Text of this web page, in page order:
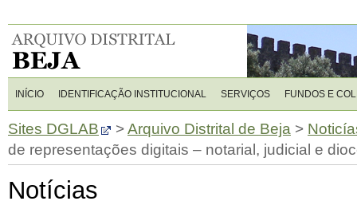
INÍCIO IDENTIFICAÇÃO INSTITUCIONAL SERVIÇOS FUNDOS E
Sites DGLAB >Arquivo Distrital de Beja >
de representações digitais – notarial, judicial e
Notícias